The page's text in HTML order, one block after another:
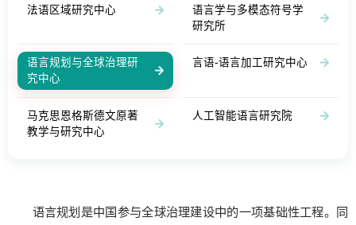
法语区域研究中心
语言学与多模态符号学
研究所
语言规划与全球治理研
究中心
言语-语言加工研究中心
马克思恩格斯德文原著
教学与研究中心
人工智能语言研究院
语言规划是中国参与全球治理建设中的一项基础性工程。同